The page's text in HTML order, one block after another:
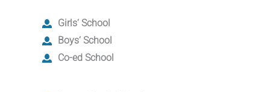
Girls‘ School
Boys‘ School
Co-ed School